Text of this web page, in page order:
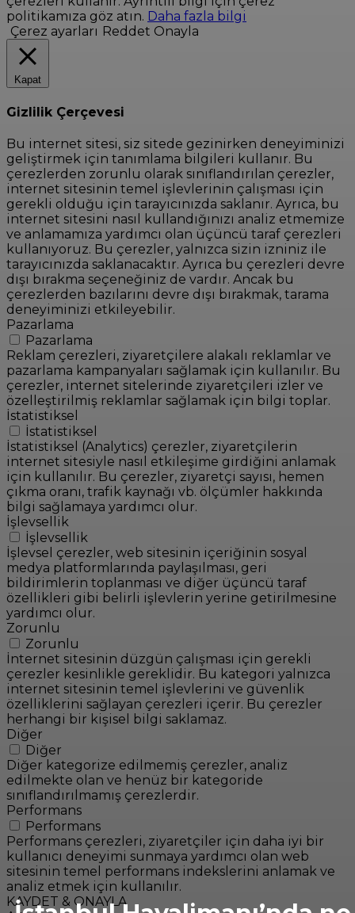
politikamıza göz atın. Daha fazla bilgi
Çerez ayarları Reddet Onayla
Kapat
Gizlilik Çerçevesi
Bu internet sitesi, siz sitede gezinirken deneyiminizi
geliştirmek için tanımlama bilgileri kullanır. Bu
çerezlerden zorunlu olarak sınıflandırılan çerezler,
internet sitesinin temel işlevlerinin çalışması için
gerekli olduğu için tarayıcınızda saklanır. Ayrıca, bu
internet sitesini nasıl kullandığınızı analiz etmemize
ve anlamamıza yardımcı olan üçüncü taraf çerezleri
kullanıyoruz. Bu çerezler, yalnızca sizin izniniz ile
tarayıcınızda saklanacaktır. Ayrıca bu çerezleri devre
dışı bırakma seçeneğiniz de vardır. Ancak bu
çerezlerden bazılarını devre dışı bırakmak, tarama
deneyiminizi etkileyebilir.
Pazarlama
Pazarlama
Reklam çerezleri, ziyaretçilere alakalı reklamlar ve
pazarlama kampanyaları sağlamak için kullanılır. Bu
çerezler, internet sitelerinde ziyaretçileri izler ve
özelleştirilmiş reklamlar sağlamak için bilgi toplar.
İstatistiksel
İstatistiksel
İstatistiksel (Analytics) çerezler, ziyaretçilerin
internet sitesiyle nasıl etkileşime girdiğini anlamak
için kullanılır. Bu çerezler, ziyaretçi sayısı, hemen
çıkma oranı, trafik kaynağı vb. ölçümler hakkında
bilgi sağlamaya yardımcı olur.
İşlevsellik
İşlevsellik
İşlevsel çerezler, web sitesinin içeriğinin sosyal
medya platformlarında paylaşılması, geri
bildirimlerin toplanması ve diğer üçüncü taraf
özellikleri gibi belirli işlevlerin yerine getirilmesine
yardımcı olur.
Zorunlu
Zorunlu
İnternet sitesinin düzgün çalışması için gerekli
çerezler kesinlikle gereklidir. Bu kategori yalnızca
internet sitesinin temel işlevlerini ve güvenlik
özelliklerini sağlayan çerezleri içerir. Bu çerezler
herhangi bir kişisel bilgi saklamaz.
Diğer
Diğer
Diğer kategorize edilmemiş çerezler, analiz
edilmekte olan ve henüz bir kategoride
sınıflandırılmamış çerezlerdir.
Performans
Performans
Performans çerezleri, ziyaretçiler için daha iyi bir
kullanıcı deneyimi sunmaya yardımcı olan web
sitesinin temel performans indekslerini anlamak ve
analiz etmek için kullanılır.
KAYDET & ONAYLA